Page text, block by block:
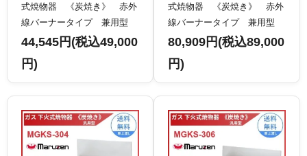
式焼物器 《炭焼き》 赤外
線バーナータイプ 兼用型
クリーブランド
44,545円(税込49,000
円)
式焼物器 《炭焼き》 赤外
線バーナータイプ 兼用型
クリーブランド
80,909円(税込89,000
円)